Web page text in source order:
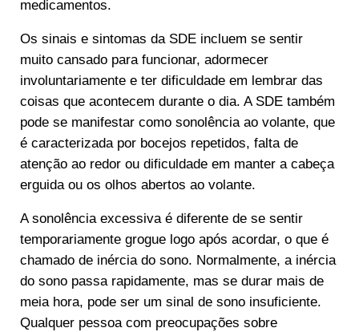
medicamentos.
Os sinais e sintomas da SDE incluem se sentir
muito cansado para funcionar, adormecer
involuntariamente e ter dificuldade em lembrar das
coisas que acontecem durante o dia. A SDE também
pode se manifestar como sonolência ao volante, que
é caracterizada por bocejos repetidos, falta de
atenção ao redor ou dificuldade em manter a cabeça
erguida ou os olhos abertos ao volante.
A sonolência excessiva é diferente de se sentir
temporariamente grogue logo após acordar, o que é
chamado de inércia do sono. Normalmente, a inércia
do sono passa rapidamente, mas se durar mais de
meia hora, pode ser um sinal de sono insuficiente.
Qualquer pessoa com preocupações sobre